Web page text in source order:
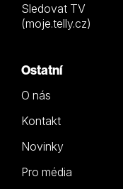
Sledovat TV
(moje.telly.cz)
Ostatní
O nás
Kontakt
Novinky
Pro média